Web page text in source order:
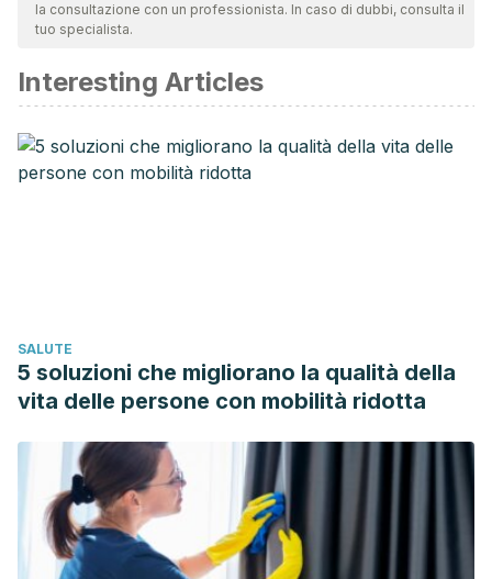
validità. La bibliografia di questo articolo è stata considerata
Jeon, Y. K., Kim, B. H., & Kim, I. J. (2016). The diagnosis of
osteoporosis. Journal of the Korean Medical Association.
https://doi.org/10.5124/jkma.2016.59.11.842
NIH Consensus Development Panel on Osteoporosis
in human health. Nutrition.
https://doi.org/10.1016/j.nut.2013.10.011
Curry, A. (2013). The milk revolution. Nature.
https://doi.org/10.1038/500020a
la consultazione con un professionista. In caso di dubbi, consulta il
tuo specialista.
Interesting Articles
SALUTE
5 soluzioni che migliorano la qualità della
vita delle persone con mobilità ridotta